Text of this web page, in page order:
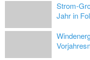
Strom-
Jahr in